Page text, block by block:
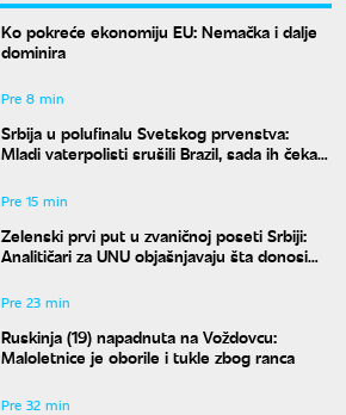
Ko pokreće ekonomiju EU: Nemačka i dalje
dominira
Pre 8 min
Srbija u polufinalu Svetskog prvenstva:
Mladi vaterpolisti srušili Brazil, sada ih čeka
Pre 15 min
Zelenski prvi put u zvaničnoj poseti Srbiji:
Analitičari za UNU objašnjavaju šta donosi
Moskva
Pre 23 min
Ruskinja (19) napadnuta na Voždovcu:
Maloletnice je oborile i tukle zbog ranca
Pre 32 min